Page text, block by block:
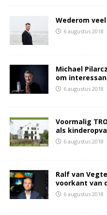
Wederom
6 augustus 2018
Michael
om
6 augustus 2018
Voormalig
als
6 augustus 2018
Ralf van
voorkant van
6 augustus 2018